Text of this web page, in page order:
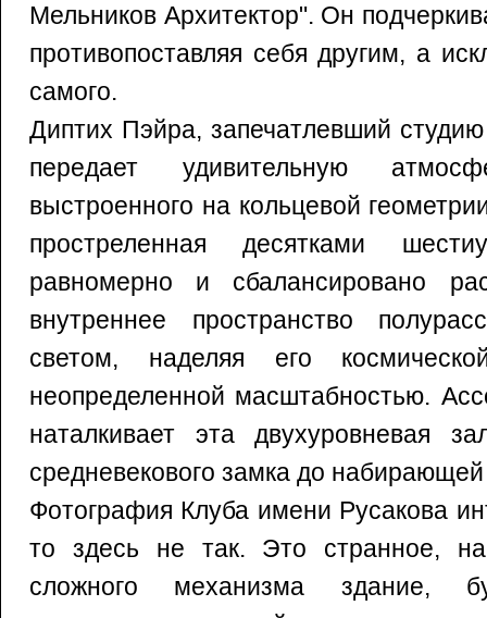
Мельников Архитектор". Он
противопоставляя себя другим, а
самого.
Диптих Пэйра, запечатлевший
передает удивительную
выстроенного на кольцевой
простреленная десятками
равномерно и сбалансировано
внутреннее пространство
светом, наделяя его
неопределенной масштабностью.
наталкивает эта двухуровневая
средневекового замка до
Фотография Клуба имени Русакова
то здесь не так. Это странное,
сложного механизма здание,